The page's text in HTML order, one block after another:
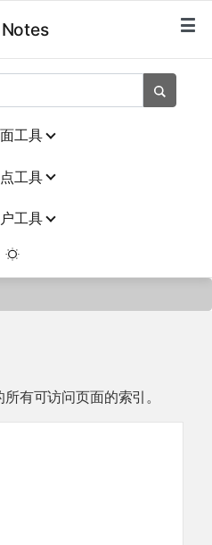
工具
工具
工具
有可访问页面的索引。